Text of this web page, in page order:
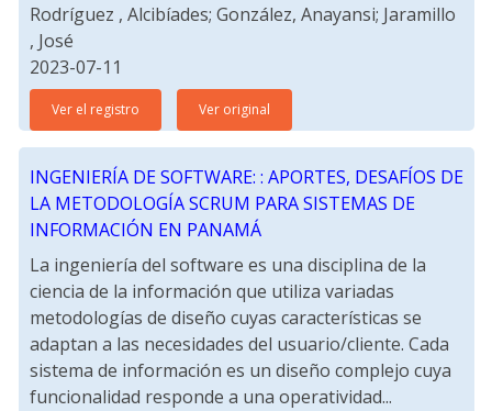
Rodríguez , Alcibíades; González, Anayansi; Jaramillo
, José
2023-07-11
Ver el registro Ver original
INGENIERÍA DE SOFTWARE: : APORTES, DESAFÍOS DE
LA METODOLOGÍA SCRUM PARA SISTEMAS DE
INFORMACIÓN EN PANAMÁ
La ingeniería del software es una disciplina de la
ciencia de la información que utiliza variadas
metodologías de diseño cuyas características se
adaptan a las necesidades del usuario/cliente. Cada
sistema de información es un diseño complejo cuya
funcionalidad responde a una operatividad...